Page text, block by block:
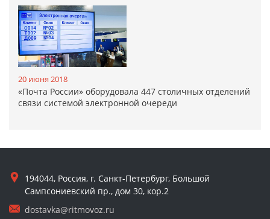
20 июня 2018
«Почта России» оборудовала 447 столичных отделений
связи системой электронной очереди
194044, Россия, г. Санкт-Петербург, Большой
Сампсониевский пр., дом 30, кор.2
dostavka@ritmovoz.ru